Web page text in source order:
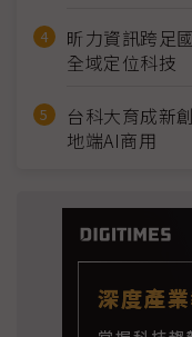
昕力資訊跨足
全域定位科技
台科大育成新
地端AI商用